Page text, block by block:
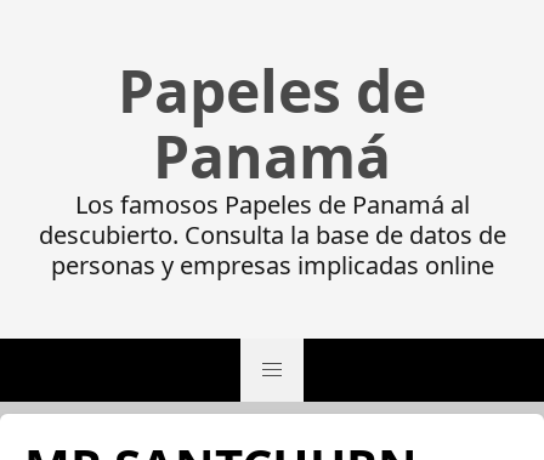
Papeles de
Panamá
Los famosos Papeles de Panamá al
descubierto. Consulta la base de datos de
personas y empresas implicadas online